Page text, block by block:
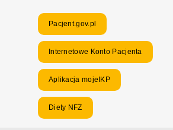
Pacjent.gov.pl
Internetowe Konto Pacjenta
Aplikacja mojeIKP
Diety NFZ